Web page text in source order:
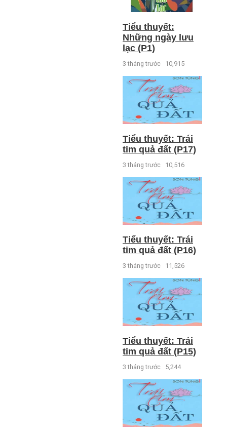
Tiểu thuyết:
Những ngày lưu
lạc (P1)
3 tháng trước 10,915
Tiểu thuyết: Trái
tim quả đất (P17)
3 tháng trước 10,516
Tiểu thuyết: Trái
tim quả đất (P16)
3 tháng trước 11,526
Tiểu thuyết: Trái
tim quả đất (P15)
3 tháng trước 5,244